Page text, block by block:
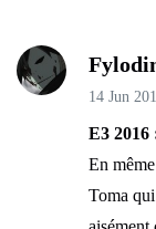
14 Jun
E3 2016
En
Toma